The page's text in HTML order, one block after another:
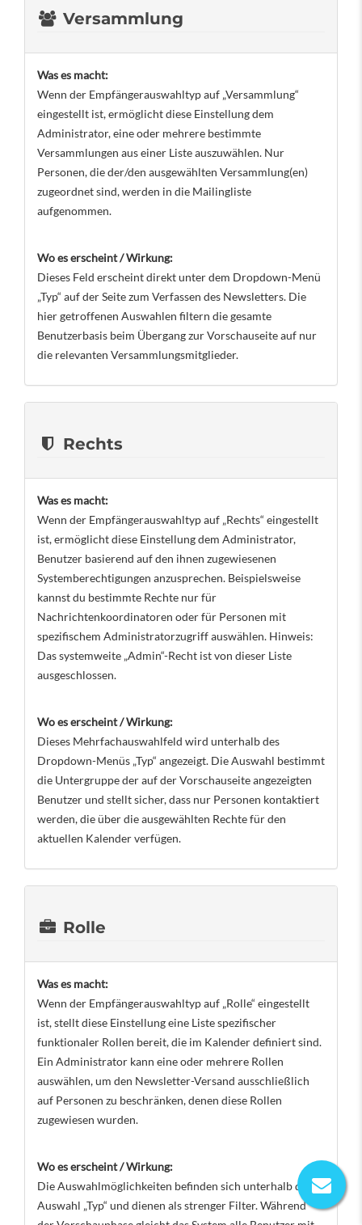
Versammlung
Was es macht:
Wenn der Empfängerauswahltyp auf „Versammlung“
eingestellt ist, ermöglicht diese Einstellung dem
Administrator, eine oder mehrere bestimmte
Versammlungen aus einer Liste auszuwählen. Nur
Personen, die der/den ausgewählten Versammlung(en)
zugeordnet sind, werden in die Mailingliste
aufgenommen.
Wo es erscheint / Wirkung:
Dieses Feld erscheint direkt unter dem Dropdown-Menü
„Typ“ auf der Seite zum Verfassen des Newsletters. Die
hier getroffenen Auswahlen filtern die gesamte
Benutzerbasis beim Übergang zur Vorschauseite auf nur
die relevanten Versammlungsmitglieder.
Rechts
Was es macht:
Wenn der Empfängerauswahltyp auf „Rechts“ eingestellt
ist, ermöglicht diese Einstellung dem Administrator,
Benutzer basierend auf den ihnen zugewiesenen
Systemberechtigungen anzusprechen. Beispielsweise
kannst du bestimmte Rechte nur für
Nachrichtenkoordinatoren oder für Personen mit
spezifischem Administratorzugriff auswählen. Hinweis:
Das systemweite „Admin“-Recht ist von dieser Liste
ausgeschlossen.
Wo es erscheint / Wirkung:
Dieses Mehrfachauswahlfeld wird unterhalb des
Dropdown-Menüs „Typ“ angezeigt. Die Auswahl bestimmt
die Untergruppe der auf der Vorschauseite angezeigten
Benutzer und stellt sicher, dass nur Personen kontaktiert
werden, die über die ausgewählten Rechte für den
aktuellen Kalender verfügen.
Rolle
Was es macht:
Wenn der Empfängerauswahltyp auf „Rolle“ eingestellt
ist, stellt diese Einstellung eine Liste spezifischer
funktionaler Rollen bereit, die im Kalender definiert sind.
Ein Administrator kann eine oder mehrere Rollen
auswählen, um den Newsletter-Versand ausschließlich
auf Personen zu beschränken, denen diese Rollen
zugewiesen wurden.
Wo es erscheint / Wirkung:
Die Auswahlmöglichkeiten befinden sich unterhalb der
Auswahl „Typ“ und dienen als strenger Filter. Während